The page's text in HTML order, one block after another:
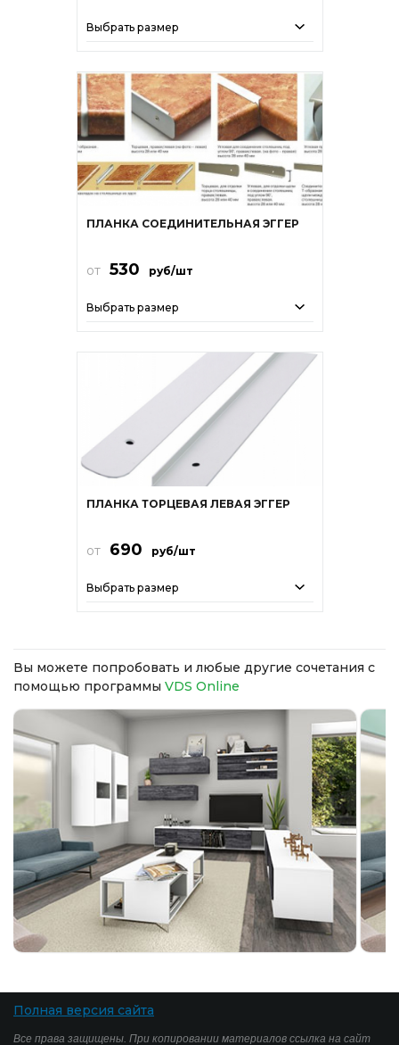
Выбрать размер
ПЛАНКА СОЕДИНИТЕЛЬНАЯ ЭГГЕР
от 530 руб/шт
Выбрать размер
ПЛАНКА ТОРЦЕВАЯ ЛЕВАЯ ЭГГЕР
от 690 руб/шт
Выбрать размер
Вы можете попробовать и любые другие сочетания с
помощью программы VDS Online
Полная версия сайта
Все права защищены. При копировании материалов ссылка на сайт